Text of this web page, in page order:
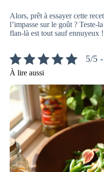
Alors, prêt à essayer cette
l’impasse sur le goût ? Teste-
flan-là est tout sauf ennuyeux !
5/5
À lire aussi